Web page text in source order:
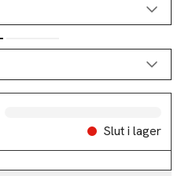
Slut i lager